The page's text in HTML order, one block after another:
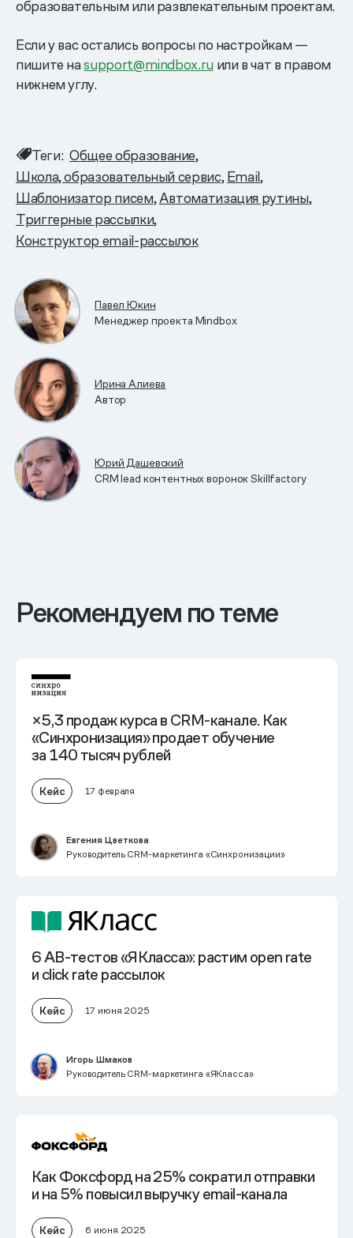
образовательным или развлекательным проектам.
Если у вас остались вопросы по настройкам —
пишите наsupport@mindbox.ruили в чат в правом
нижнем углу.
Теги: Общее образование
Школа, образовательный сервис Email
Шаблонизатор писем Автоматизация рутины
Триггерные рассылки
Конструктор email-рассылок
Павел Юкин
Менеджер проекта Mindbox
Ирина Алиева
Автор
Юрий Дашевский
CRM lead контентных воронок Skillfactory
Рекомендуем по теме
×5,3 продаж курса в CRM-канале. Как
«Синхронизация» продает обучение
за 140 тысяч рублей
Кейс 17 февраля
Евгения Цветкова
Руководитель CRM-маркетинга «Синхронизации»
6 AB-тестов «ЯКласса»: растим open rate
и click rate рассылок
Кейс 17 июня 2025
Игорь Шмаков
Руководитель CRM-маркетинга «ЯКласса»
Как Фоксфорд на 25% сократил отправки
и на 5% повысил выручку email-канала
Кейс 6 июня 2025